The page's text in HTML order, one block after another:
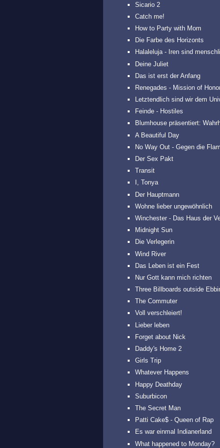
Sicario 2
Catch me!
How to Party with Mom
Die Farbe des Horizonts
Halaleluja - Iren sind
Deine Juliet
Das ist erst der Anfang
Renegades - Mission of
Letztendlich sind wir dem
Feinde - Hostiles
Blumhouse präsentiert:
A Beautiful Day
No Way Out - Gegen die
Der Sex Pakt
Transit
I, Tonya
Der Hauptmann
Wohne lieber ungewöhnlich
Winchester - Das Haus der
Midnight Sun
Die Verlegerin
Wind River
Das Leben ist ein Fest
Nur Gott kann mich richten
Three Billboards outside
The Commuter
Voll verschleiert!
Lieber leben
Forget about Nick
Daddy's Home 2
Girls Trip
Whatever Happens
Happy Deathday
Suburbicon
The Secret Man
Patti Cake$ - Queen of Rap
Es war einmal Indianerland
What happened to Monday?